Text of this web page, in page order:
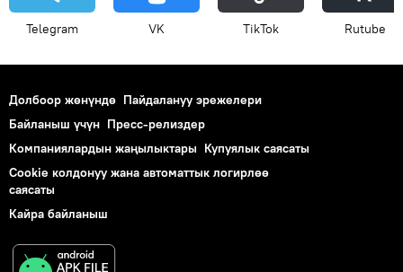
Telegram VK ТikТоk Rutube
Долбоор жөнүндө Пайдалануу эрежелери
Байланыш үчүн Пресс-релиздер
Компаниялардын жаңылыктары Купуялык саясаты
Cookie колдонуу жана автоматтык логирлөө
саясаты
Кайра байланыш